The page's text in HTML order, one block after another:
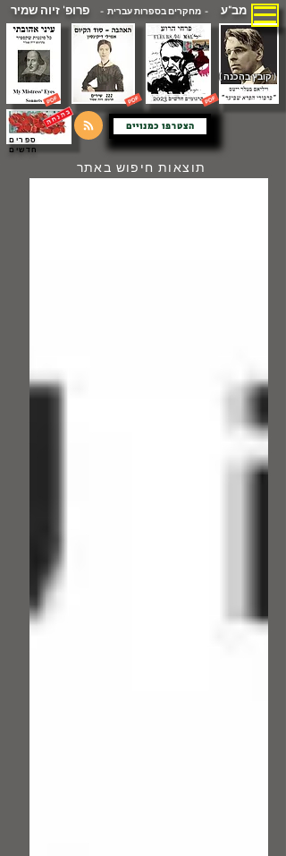
מב"ע - מחקרים בספרות עברית -פרופ' זיוה שמיר
( קובץ בהכנה )
הצטרפו כמנויים
ספרים
חדשים
תוצאות חיפוש באתר